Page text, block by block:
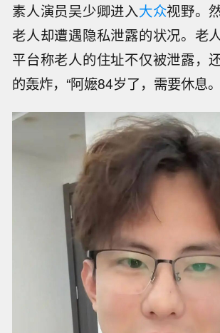
素人演员吴少卿进入大众视野。
老人却遭遇隐私泄露的状况。老
平台称老人的住址不仅被泄露，
的轰炸，“阿嬷84岁了，需要休息